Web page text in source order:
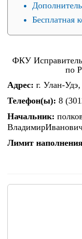
Бесплатная
ФКУ
по
Адрес: г. Улан-
Телефон(ы): 8
Начальник:
Лимит